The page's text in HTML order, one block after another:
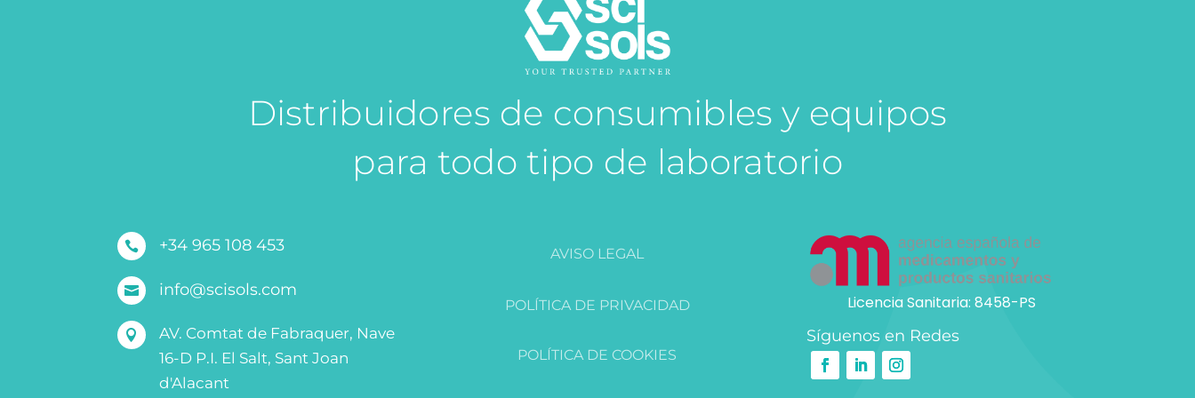
Distribuidores de consumibles y equipos
para todo tipo de laboratorio
 +34 965 108 453
 info@scisols.com

AV. Comtat de Fabraquer, Nave
16-D P.I. El Salt, Sant Joan
d'Alacant
AVISO LEGAL
POLÍTICA DE PRIVACIDAD
POLÍTICA DE COOKIES
Licencia Sanitaria: 8458-PS
Síguenos en Redes